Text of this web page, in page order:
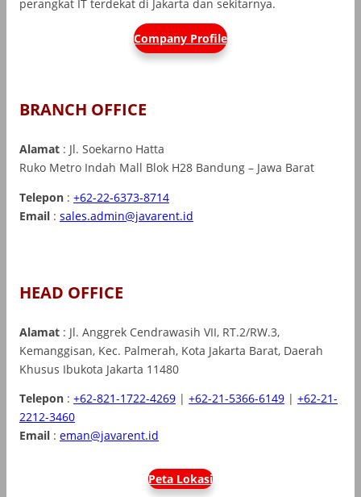
perangkat IT terdekat di Jakarta dan sekitarnya.
Company Profile
BRANCH OFFICE
Alamat : Jl. Soekarno Hatta
Ruko Metro Indah Mall Blok H28 Bandung – Jawa Barat
Telepon : +62-22-6373-8714
Email : sales.admin@javarent.id
HEAD OFFICE
Alamat : Jl. Anggrek Cendrawasih VII, RT.2/RW.3,
Kemanggisan, Kec. Palmerah, Kota Jakarta Barat, Daerah
Khusus Ibukota Jakarta 11480
Telepon : +62-821-1722-4269 | +62-21-5366-6149 | +62-21-
2212-3460
Email : eman@javarent.id
Peta Lokasi